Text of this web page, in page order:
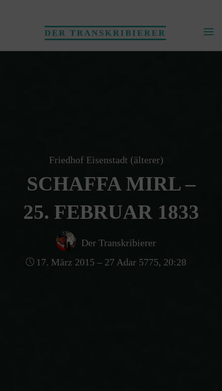
DER TRANSKRIBIERER
Friedhof Eisenstadt (älterer)
SCHAFFA MIRL –
25. FEBRUAR 1833
Der Transkribierer
17. März 2015 – 27 Adar 5775, 20:28